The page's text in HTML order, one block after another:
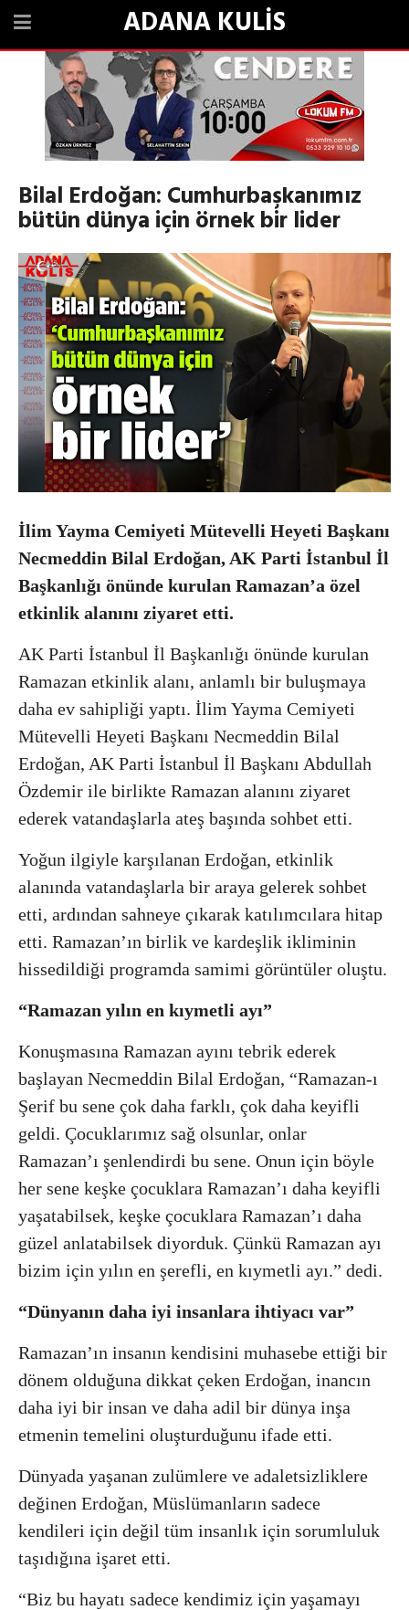
ADANA KULİS
Bilal Erdoğan: Cumhurbaşkanımız
bütün dünya için örnek bir lider
İlim Yayma Cemiyeti Mütevelli Heyeti Başkanı
Necmeddin Bilal Erdoğan, AK Parti İstanbul İl
Başkanlığı önünde kurulan Ramazan’a özel
etkinlik alanını ziyaret etti.
AK Parti İstanbul İl Başkanlığı önünde kurulan
Ramazan etkinlik alanı, anlamlı bir buluşmaya
daha ev sahipliği yaptı. İlim Yayma Cemiyeti
Mütevelli Heyeti Başkanı Necmeddin Bilal
Erdoğan, AK Parti İstanbul İl Başkanı Abdullah
Özdemir ile birlikte Ramazan alanını ziyaret
ederek vatandaşlarla ateş başında sohbet etti.
Yoğun ilgiyle karşılanan Erdoğan, etkinlik
alanında vatandaşlarla bir araya gelerek sohbet
etti, ardından sahneye çıkarak katılımcılara hitap
etti. Ramazan’ın birlik ve kardeşlik ikliminin
hissedildiği programda samimi görüntüler oluştu.
“Ramazan yılın en kıymetli ayı”
Konuşmasına Ramazan ayını tebrik ederek
başlayan Necmeddin Bilal Erdoğan, “Ramazan-ı
Şerif bu sene çok daha farklı, çok daha keyifli
geldi. Çocuklarımız sağ olsunlar, onlar
Ramazan’ı şenlendirdi bu sene. Onun için böyle
her sene keşke çocuklara Ramazan’ı daha keyifli
yaşatabilsek, keşke çocuklara Ramazan’ı daha
güzel anlatabilsek diyorduk. Çünkü Ramazan ayı
bizim için yılın en şerefli, en kıymetli ayı.” dedi.
“Dünyanın daha iyi insanlara ihtiyacı var”
Ramazan’ın insanın kendisini muhasebe ettiği bir
dönem olduğuna dikkat çeken Erdoğan, inancın
daha iyi bir insan ve daha adil bir dünya inşa
etmenin temelini oluşturduğunu ifade etti.
Dünyada yaşanan zulümlere ve adaletsizliklere
değinen Erdoğan, Müslümanların sadece
kendileri için değil tüm insanlık için sorumluluk
taşıdığına işaret etti.
“Biz bu hayatı sadece kendimiz için yaşamayı